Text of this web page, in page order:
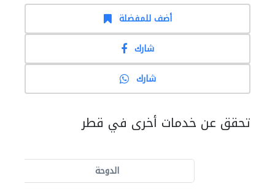
أضف للمفضلة
شارك
شارك
تحقق عن خدمات أخرى في قطر
الدوحة